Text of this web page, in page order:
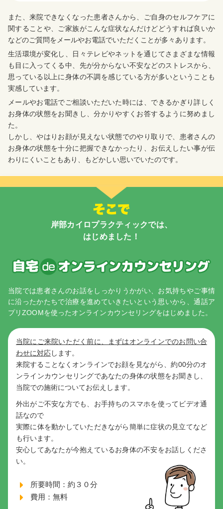
また、来院できなくなった患者さんから、ご自身のセルフケアに
関することや、ご家族がこんな症状なんだけどどうすれば良いか
などのご質問をメールやお電話でいただくことが多々あります。
生活環境が変化し、日々テレビやネットを通じてさまざまな情報
も目に入ってくる中、先が分からない不安などのストレスから、
思っている以上に身体の不調を感じている方が多いということも
実感しています。
メールやお電話でご相談いただいた時には、できるかぎり詳しく
お身体の状態をお聞きし、分かりやすくお答するように努めまし
た。
しかし、やはりお顔が見えない状態でのやり取りで、患者さんの
お身体の状態を十分に把握できなかったり、お伝えしたい事が伝
わりにくいこともあり、もどかしい思いでいたのです。
岸部カイロプラクティックでは、
はじめました！
当院では患者さんのお話をしっかりうかがい、お気持ちやご事情
に沿ったかたちで治療を進めていきたいという思いから、通話ア
プリZOOMを使ったオンラインカウンセリングをはじめました。
当院にご来院いただく前に、まずはオンラインでのお問い合
わせに対応します。
来院することなくオンラインでお顔を見ながら、約00分のオ
ンラインカウンセリングであなたの身体の状態をお聞きし、
当院での施術についてお伝えします。
外出がご不安な方でも、お手持ちのスマホを使ってビデオ通
話なので
実際に体を動かしていただきながら簡単に症状の見立てなど
も行います。
安心してあなたが今抱えているお身体の不安をお話しくださ
い。
所要時間：約３０分
費用：無料